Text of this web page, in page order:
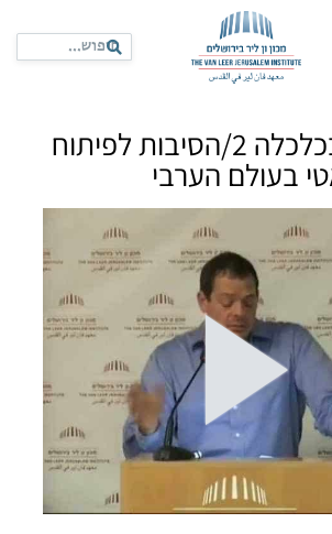
מחלוקות בכלכלה 2/הסיבות לפיתוח
בעולם הערבי